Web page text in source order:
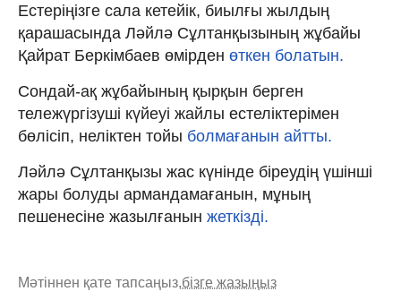
Естеріңізге сала кетейік, биылғы жылдың
қарашасында Ләйлә Сұлтанқызының жұбайы
Қайрат Беркімбаев өмірден өткен болатын.
Сондай-ақ жұбайының қырқын берген
тележүргізуші күйеуі жайлы естеліктерімен
бөлісіп, неліктен тойы болмағанын айтты.
Ләйлә Сұлтанқызы жас күнінде біреудің үшінші
жары болуды армандамағанын, мұның
пешенесіне жазылғанын жеткізді.
Мәтіннен қате тапсаңыз,бізге жазыңыз